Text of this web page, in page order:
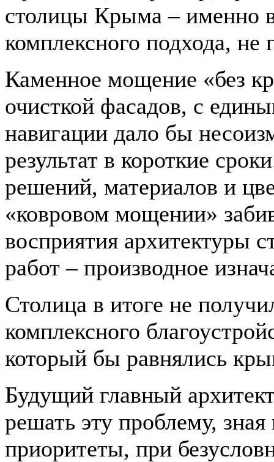
столицы Крыма – именно
комплексного подхода, не
Каменное мощение «без
очисткой фасадов, с
навигации дало бы
результат в короткие
решений, материалов и
«ковровом мощении»
восприятия архитектуры
работ – производное
Столица в итоге не
комплексного
который бы равнялись
Будущий главный
решать эту проблему,
приоритеты, при